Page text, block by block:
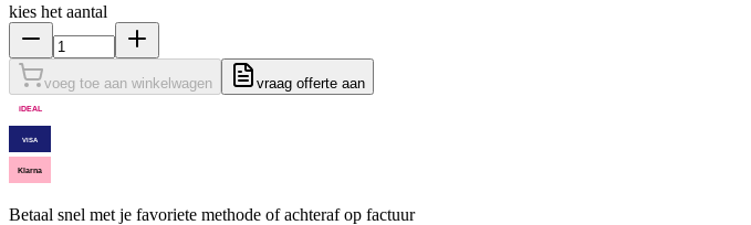
kies het aantal
voeg toe aan winkelwagen vraag offerte aan
iDEAL
VISA
Klarna
Betaal snel met je favoriete methode of achteraf op factuur